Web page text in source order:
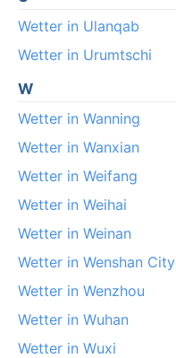
Wetter in Ulanqab
Wetter in Urumtschi
W
Wetter in Wanning
Wetter in Wanxian
Wetter in Weifang
Wetter in Weihai
Wetter in Weinan
Wetter in Wenshan City
Wetter in Wenzhou
Wetter in Wuhan
Wetter in Wuxi